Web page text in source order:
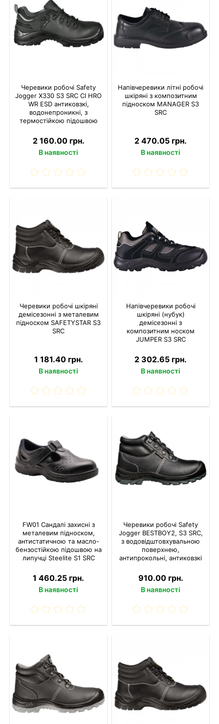
Черевики робочі Safety
Jogger X330 S3 SRC CI HRO
WR ESD антиковзкі,
водонепроникні, з
термостійкою підошвою
2 160.00 грн.
В наявності
Напівчеревики літні робочі
шкіряні з композитним
підноском MANAGER S3
SRC
2 470.05 грн.
В наявності
Черевики робочі шкіряні
демісезонні з металевим
підноском SAFETYSTAR S3
SRC
1 181.40 грн.
В наявності
Напівчеревики робочі
шкіряні (нубук)
демісезонні з
композитним носком
JUMPER S3 SRC
2 302.65 грн.
В наявності
FW01 Сандалі захисні з
металевим підноском,
антистатичною та масло-
бензостійкою підошвою на
липучці Steelite S1 SRC
1 460.25 грн.
В наявності
Черевики робочі Safety
Jogger BESTBOY2, S3 SRC,
з водовідштовхувальною
поверхнею,
антипрокольні, антиковзкі
910.00 грн.
В наявності